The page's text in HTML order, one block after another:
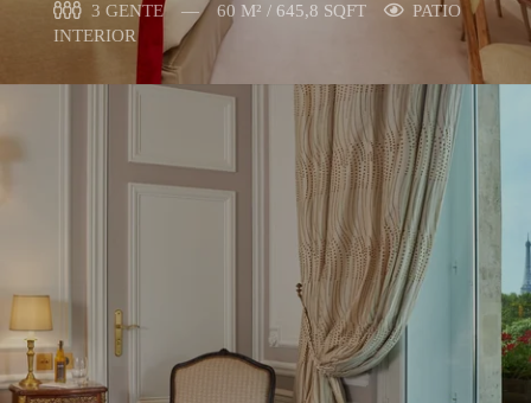
3 GENTE 60 M² / 645,8 SQFT
PATIO
INTERIOR